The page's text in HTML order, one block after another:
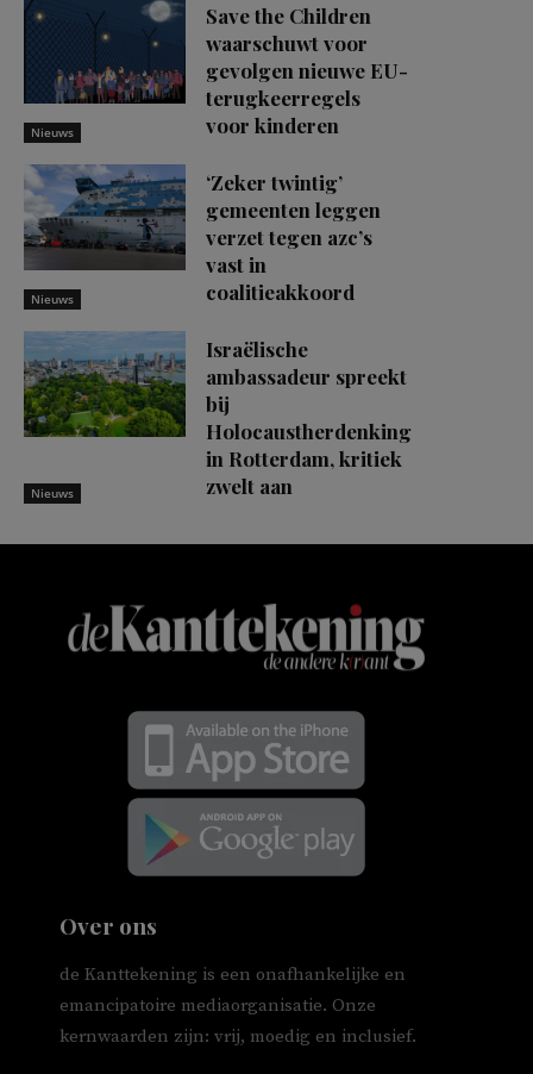
Nieuws
Save the Children
waarschuwt voor
gevolgen nieuwe EU-
terugkeerregels
voor kinderen
Nieuws
‘Zeker twintig’
gemeenten leggen
verzet tegen azc’s
vast in
coalitieakkoord
Nieuws
Israëlische
ambassadeur spreekt
bij
Holocaustherdenking
in Rotterdam, kritiek
zwelt aan
Over ons
de Kanttekening is een onafhankelijke en
emancipatoire mediaorganisatie. Onze
kernwaarden zijn: vrij, moedig en inclusief.